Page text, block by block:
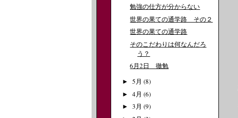
勉強の仕方が分からない
世界の果ての通学路 その２
世界の果ての通学路
そのこだわりは何なんだろ
う？
6月2日 徹勉
► 5月 (8)
► 4月 (6)
► 3月 (9)